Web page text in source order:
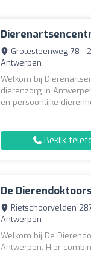
Grotesteenweg 78 -
Antwerpen
Welkom bij
dierenzorg in
en persoonlijke
Bekijk
De
Rietschoorvelden
Antwerpen
Welkom bij De
Antwerpen. Hier